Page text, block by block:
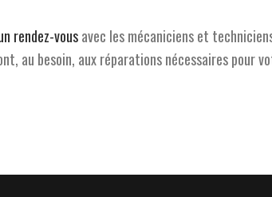
rendez-vousavec les mécaniciens et
au besoin, aux réparations nécessaires pour